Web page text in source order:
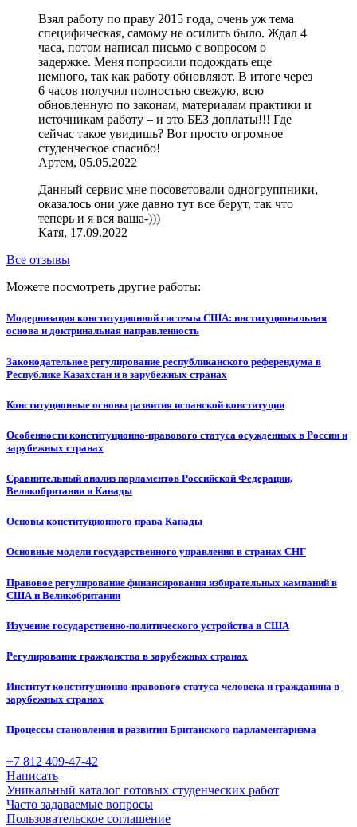
Взял работу по праву 2015 года, очень уж тема
специфическая, самому не осилить было. Ждал 4
часа, потом написал письмо с вопросом о
задержке. Меня попросили подождать еще
немного, так как работу обновляют. В итоге через
6 часов получил полностью свежую, всю
обновленную по законам, материалам практики и
источникам работу – и это БЕЗ доплаты!!! Где
сейчас такое увидишь? Вот просто огромное
студенческое спасибо!
Артем, 05.05.2022
Данный сервис мне посоветовали одногруппники,
оказалось они уже давно тут все берут, так что
теперь и я вся ваша-)))
Катя, 17.09.2022
Все отзывы
Можете посмотреть другие работы:
Модернизация конституционной системы США: институциональная
основа и доктринальная направленность
Законодательное регулирование республиканского референдума в
Республике Казахстан и в зарубежных странах
Конституционные основы развития испанской конституции
Особенности конституционно-правового статуса осужденных в России и
зарубежных странах
Сравнительный анализ парламентов Российской Федерации,
Великобритании и Канады
Основы конституционного права Канады
Основные модели государственного управления в странах СНГ
Правовое регулирование финансирования избирательных кампаний в
США и Великобритании
Изучение государственно-политического устройства в США
Регулирование гражданства в зарубежных странах
Институт конституционно-правового статуса человека и гражданина в
зарубежных странах
Процессы становления и развития Британского парламентаризма
+7 812 409-47-42
Написать
Уникальный каталог готовых студенческих работ
Часто задаваемые вопросы
Пользовательское соглашение